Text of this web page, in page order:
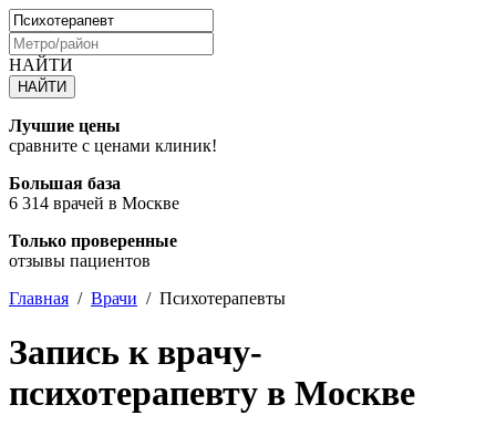
НАЙТИ
Лучшие цены
сравните с ценами клиник!
Большая база
6 314 врачей в Москве
Только проверенные
отзывы пациентов
Главная / Врачи / Психотерапевты
Запись к врачу-
психотерапевту в Москве